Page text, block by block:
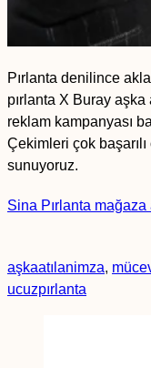
Pırlanta denilince
pırlanta X Buray
reklam kampanyası
Çekimleri çok
sunuyoruz.
Sina Pırlanta
aşkaatılanimza,
ucuzpırlanta